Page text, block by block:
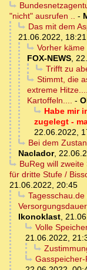
"nicht" ausrufen .. -
Das mit dem
21.06.2022, 18:21
Vorher
FOX-NEWS,
Trifft zu
Stimmt, die
extreme
Kartoffeln.... -
Habe mir
zugelegt -
22.06.2022,
Bei dem
Naclador,
BuReg will
für dritte Stufe /
21.06.2022, 20:45
Ikonoklast,
Volle
21.06.2022,